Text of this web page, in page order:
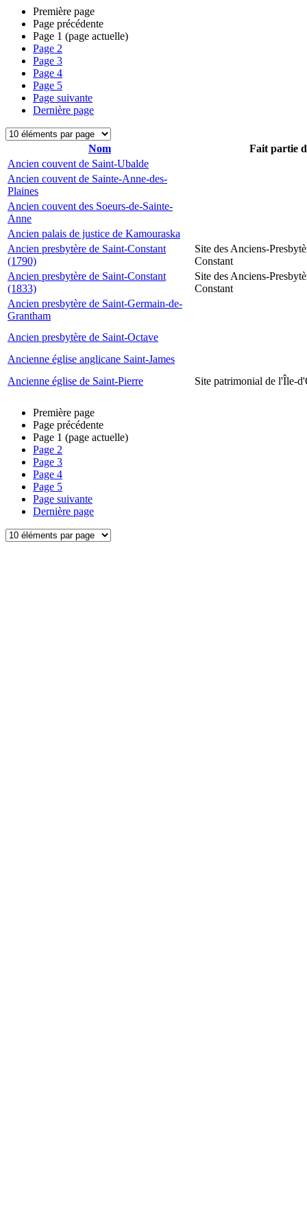
Première page
Page précédente
Page 1 (page actuelle)
Page 2
Page 3
Page 4
Page 5
Page suivante
Dernière page
Nom
Fait partie
Ancien couvent de Saint-Ubalde
Ancien couvent de Sainte-Anne-des-
Plaines
Ancien couvent des Soeurs-de-Sainte-
Anne
Ancien palais de justice de Kamouraska
Ancien presbytère de Saint-Constant
(1790)
Site des Anciens-
Constant
Ancien presbytère de Saint-Constant
(1833)
Site des Anciens-
Constant
Ancien presbytère de Saint-Germain-de-
Grantham
Ancien presbytère de Saint-Octave
Ancienne église anglicane Saint-James
Ancienne église de Saint-Pierre
Site patrimonial de l'Île-
Première page
Page précédente
Page 1 (page actuelle)
Page 2
Page 3
Page 4
Page 5
Page suivante
Dernière page